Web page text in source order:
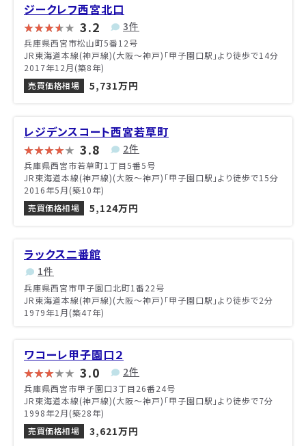
ジークレフ西宮北口
3.2 3件
兵庫県西宮市松山町5番12号
JR東海道本線(神戸線)(大阪～神戸)「甲子園口駅」より徒歩で14分
2017年12月(築8年)
売買価格相場
5,731万円
レジデンスコート西宮若草町
3.8 2件
兵庫県西宮市若草町1丁目5番5号
JR東海道本線(神戸線)(大阪～神戸)「甲子園口駅」より徒歩で15分
2016年5月(築10年)
売買価格相場
5,124万円
ラックス二番館
1件
兵庫県西宮市甲子園口北町1番22号
JR東海道本線(神戸線)(大阪～神戸)「甲子園口駅」より徒歩で2分
1979年1月(築47年)
ワコーレ甲子園口２
3.0 2件
兵庫県西宮市甲子園口3丁目26番24号
JR東海道本線(神戸線)(大阪～神戸)「甲子園口駅」より徒歩で7分
1998年2月(築28年)
売買価格相場
3,621万円